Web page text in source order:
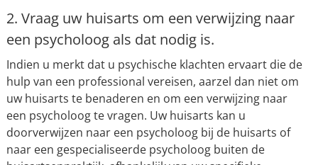
2. Vraag uw huisarts om een verwijzing naar
een psycholoog als dat nodig is.
Indien u merkt dat u psychische klachten ervaart die de
hulp van een professional vereisen, aarzel dan niet om
uw huisarts te benaderen en om een verwijzing naar
een psycholoog te vragen. Uw huisarts kan u
doorverwijzen naar een psycholoog bij de huisarts of
naar een gespecialiseerde psycholoog buiten de